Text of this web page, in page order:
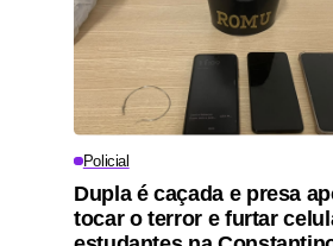
Policial
Dupla é caçada e presa
tocar o terror e furtar